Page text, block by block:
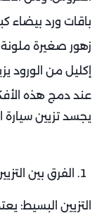
باقات ورد بيضاء
زهور صغيرة ملونة
إكليل من الورود
عند دمج هذه
يجسد تزيين
الفرق بين
التزيين البسيط: